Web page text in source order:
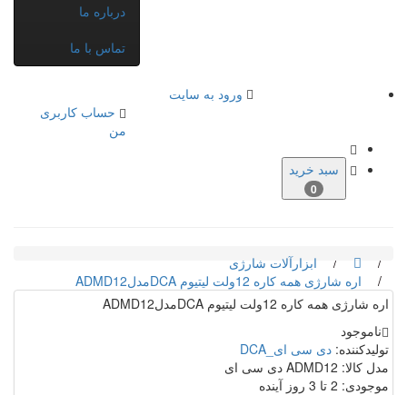
درباره ما
تماس با ما
ورود به سایت
حساب کاربری
من
سبد خرید
0
ابزارآلات شارژی
اره شارژی همه کاره 12ولت لیتیوم DCAمدلADMD12
اره شارژی همه کاره 12ولت لیتیوم DCAمدلADMD12
ناموجود
تولیدکننده:دی سی ای_DCA
مدل کالا: ADMD12 دی سی ای
موجودی: 2 تا 3 روز آینده